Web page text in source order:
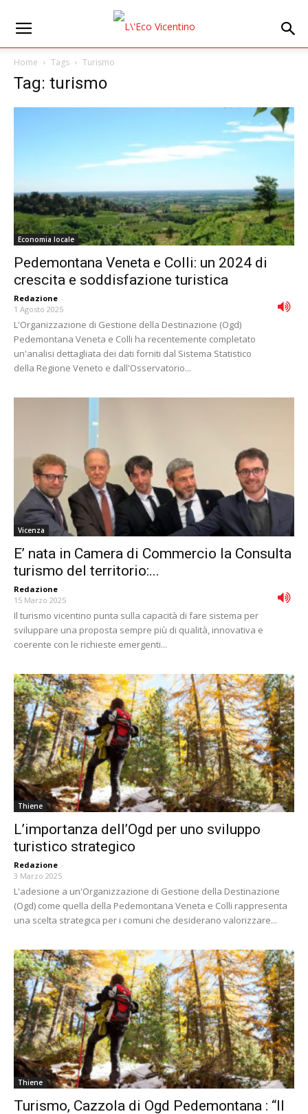
Home Tags Turismo
Tag: turismo
Economia locale
Pedemontana Veneta e Colli: un 2024 di
crescita e soddisfazione turistica
Redazione -
1 Agosto 2025
L'Organizzazione di Gestione della Destinazione (Ogd)
Pedemontana Veneta e Colli ha recentemente completato
un'analisi dettagliata dei dati forniti dal Sistema Statistico
della Regione Veneto e dall'Osservatorio...
Vicenza
E’ nata in Camera di Commercio la Consulta
turismo del territorio:...
Redazione -
15 Marzo 2025
Il turismo vicentino punta sulla capacità di fare sistema per
sviluppare una proposta sempre più di qualità, innovativa e
coerente con le richieste emergenti...
Thiene
L’importanza dell’Ogd per uno sviluppo
turistico strategico
Redazione -
3 Marzo 2025
L'adesione a un'Organizzazione di Gestione della Destinazione
(Ogd) come quella della Pedemontana Veneta e Colli rappresenta
una scelta strategica per i comuni che desiderano valorizzare...
Thiene
Turismo, Cazzola di Ogd Pedemontana : “Il